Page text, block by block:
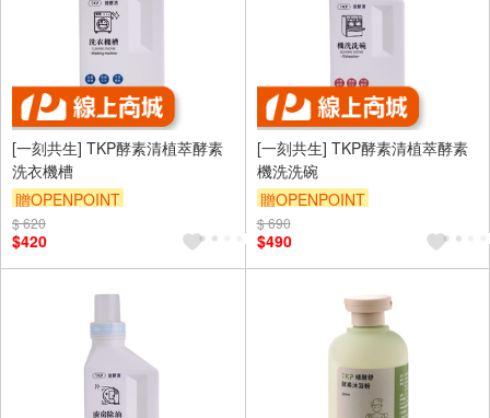
[一刻共生] TKP酵素清植萃酵素
洗衣機槽
贈OPENPOINT
$ 620
$420
[一刻共生] TKP酵素清植萃酵素
機洗洗碗
贈OPENPOINT
$ 690
$490